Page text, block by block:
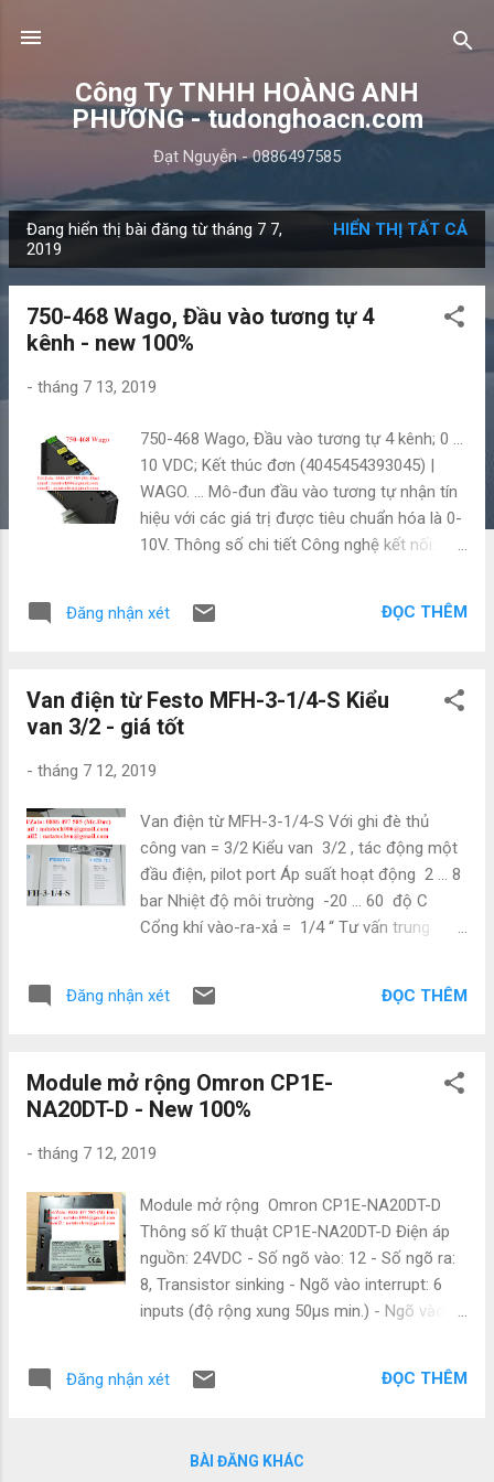
Công Ty TNHH HOÀNG ANH
PHƯƠNG - tudonghoacn.com
Đạt Nguyễn - 0886497585
à
Đang hiển thị bài đăng từ tháng 7 7,
2019
HIỂN THỊ TẤT CẢ
750-468 Wago, Đầu vào tương tự 4
kênh - new 100%
- tháng 7 13, 2019
750-468 Wago, Đầu vào tương tự 4 kênh; 0 ...
10 VDC; Kết thúc đơn (4045454393045) |
WAGO. ... Mô-đun đầu vào tương tự nhận tín
hiệu với các giá trị được tiêu chuẩn hóa là 0-
10V. Thông số chi tiết Công nghệ kết nối:
Vay 2,5 mm² / 28 HỒ 14 AWG Dây dẫn mảnh
phục vụ tận tâm , hỗ trợ chuyên nghiệp. Hàng
chính hãng, mới chưa qua sử dụng 100%
Hàng có sẵn or đặt hàng nhanh 7-10 ngày
hệ: Mr .Đức Mobile: 0886 497 585 Zalo: 0886
497 585 email : natatech006@gmail.com
Email2: natatechvn@gmail.com website:
https://www.tudonghoacn.com/ NATATECH
CO.,LTD Add: No.13/14 Road 11, Quarter 3,
Minh City Office: B2-12A HimLam Phu ...
Đăng nhận xét ĐỌC THÊM
Van điện từ Festo MFH-3-1/4-S Kiểu
van 3/2 - giá tốt
- tháng 7 12, 2019
Van điện từ MFH-3-1/4-S Với ghi đè thủ
công van = 3/2 Kiểu van 3/2 , tác động một
đầu điện, pilot port Áp suất hoạt động 2 … 8
bar Nhiệt độ môi trường -20 … 60 độ C
Cổng khí vào-ra-xả = 1/4 “ Tư vấn trung
100% chuẩn theo thương hiệu NSX Gía cạnh
quốc Liên hệ: Mr .Đức Mobile: 0886 497 585
Zalo: 0886 497 585 email :
natatechvn@gmail.com website:
CO.,LTD Add: No.13/14 Road 11, Quarter 3,
Linh Chieu Ward, Thu Duc District, Ho Chi
Minh City Office: B2-12A HimLam Phu Dong,
Tran Thi Vung Str, An Binh Ward, Di An Dist,
Binh Duong Pro .
SME-8-K-LED-24 Cảm biến SME-8-S-LED-24
Đăng nhận xét ĐỌC THÊM
Module mở rộng Omron CP1E-
NA20DT-D - New 100%
- tháng 7 12, 2019
Module mở rộng Omron CP1E-NA20DT-D
Thông số kĩ thuật CP1E-NA20DT-D Điện áp
nguồn: 24VDC - Số ngõ vào: 12 - Số ngõ ra:
8, Transistor sinking - Ngõ vào interrupt: 6
inputs (độ rộng xung 50µs min.) - Ngõ vào
timer: 256 - Trang bị sẵn cổng Usb 2.0 - Có
rộng tương tự như cho loại CP1L (tối đa 3
Đăng nhận xét ĐỌC THÊM
BÀI ĐĂNG KHÁC